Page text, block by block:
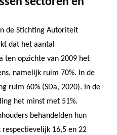
de Stichting Autoriteit
dat het aantal
ten opzichte van 2009 het
namelijk ruim 70%. In de
ruim 60% (SDa, 2020). In de
het minst met 51%.
behandelden hun
16,5 en 22